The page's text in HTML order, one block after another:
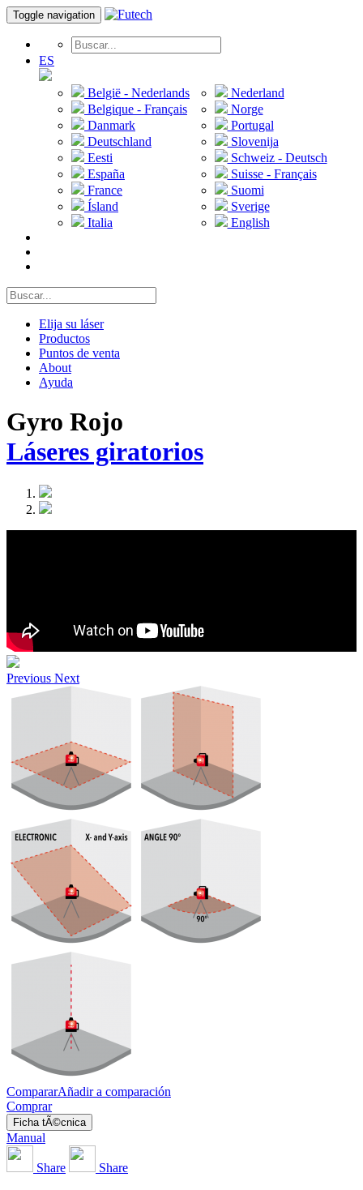
Toggle navigation
ES
België - Nederlands
Belgique - Français
Danmark
Deutschland
Eesti
España
France
Ísland
Italia
Nederland
Norge
Portugal
Slovenija
Schweiz - Deutsch
Suisse - Français
Suomi
Sverige
English
Elija su láser
Productos
Puntos de venta
About
Ayuda
Gyro Rojo
Láseres giratorios
Previous Next
CompararAñadir a comparación
Comprar
Ficha tÃ©cnica
Manual
Share Share